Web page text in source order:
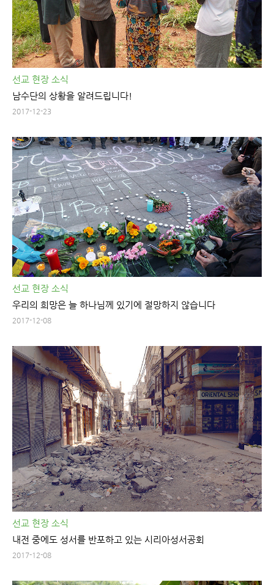
선교 현장 소식
남수단의 상황을 알려드립니다!
2017-12-23
선교 현장 소식
우리의 희망은 늘 하나님께 있기에 절망하지 않습니다
2017-12-08
선교 현장 소식
내전 중에도 성서를 반포하고 있는 시리아성서공회
2017-12-08